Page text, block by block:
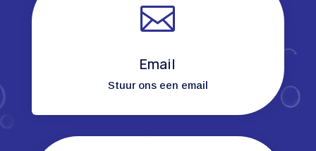

Email
Stuur ons een email